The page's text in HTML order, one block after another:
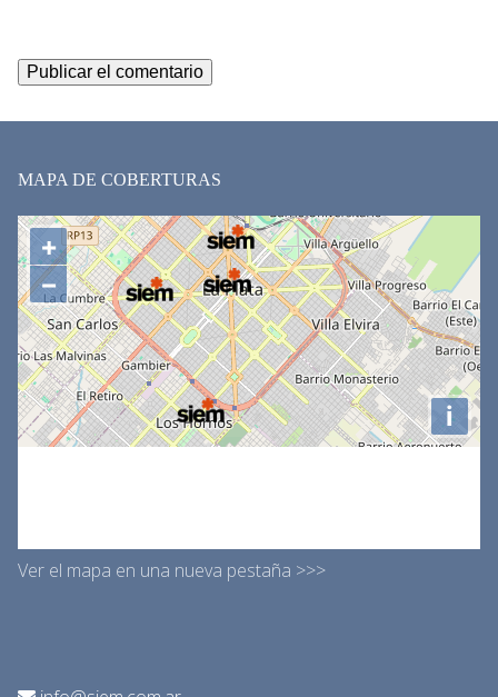
MAPA DE COBERTURAS
Ver el mapa en una nueva pestaña >>>